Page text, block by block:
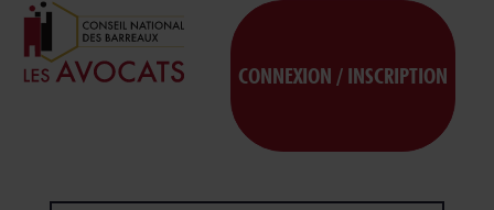
CONNEXION / INSCRIPTION